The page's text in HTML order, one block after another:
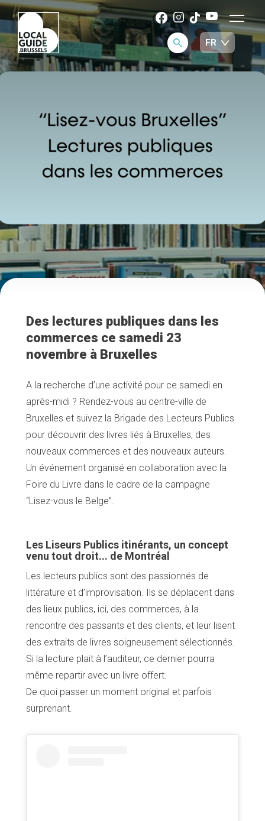
Des lectures publiques dans les
commerces ce samedi 23
novembre à Bruxelles
A la recherche d’une activité pour ce samedi en
après-midi ? Rendez-vous au centre-ville de
Bruxelles et suivez la Brigade des Lecteurs Publics
pour découvrir des livres liés à Bruxelles, des
nouveaux commerces et des nouveaux auteurs.
Un événement organisé en collaboration avec la
Foire du Livre dans le cadre de la campagne
“Lisez-vous le Belge”.
Les Liseurs Publics itinérants, un concept
venu tout droit... de Montréal
Les lecteurs publics sont des passionnés de
littérature et d’improvisation. Ils se déplacent dans
des lieux publics, ici, des commerces, à la
rencontre des passants et des clients, et leur lisent
des extraits de livres soigneusement sélectionnés.
Si la lecture plait à l’auditeur, ce dernier pourra
même repartir avec un livre offert.
De quoi passer un moment original et parfois
surprenant.